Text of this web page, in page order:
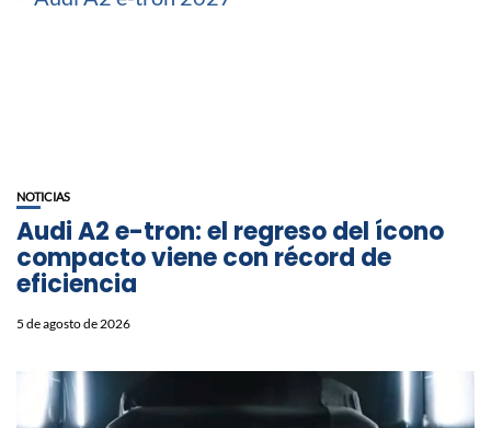
NOTICIAS
Audi A2 e-tron: el regreso del ícono
compacto viene con récord de
eficiencia
5 de agosto de 2026